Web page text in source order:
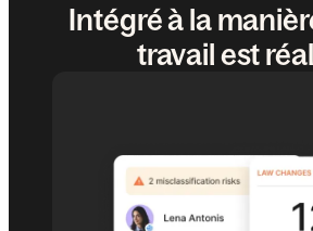
Intégré à la
travail est